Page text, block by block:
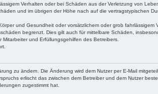
Verhalten oder bei Schäden aus der Verletzung von
und im übrigen der Höhe nach auf die vertragstypischen
und Gesundheit oder vorsätzlichem oder grob
begrenzt. Dies gilt auch für mittelbare Schäden,
und Erfüllungsgehilfen des Betreibers.
zu ändern. Die Änderung wird dem Nutzer per E-Mail
erlischt das zwischen dem Betreiber und dem Nutzer
zugestimmt hat.